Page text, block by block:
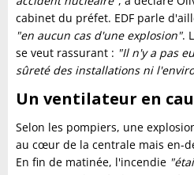
cabinet du préfet. EDF parle
"en aucun cas d'une explosion".
se veut rassurant : "Il n'y a pas
sûreté des installations ni
Un ventilateur en
Selon les pompiers, une
au cœur de la centrale mais en-
En fin de matinée, l'incendie